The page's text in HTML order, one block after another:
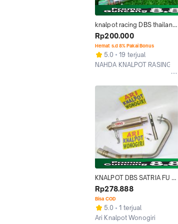
knalpot racing DBS thailand
satria fu sonic vixion mx r15
cbr bison tiger cb old gsx
supra gtr Foto Motorcycle
Rp200.000
Hemat s.d 8% Pakai Bonus
5.0
19 terjual
NAHDA KNALPOT RASING
KNALPOT DBS SATRIA FU
SATRIA INJEKSI GSX R NEW
CB150R DLL
Rp278.888
Bisa COD
5.0
1 terjual
Ari Knalpot Wonogiri